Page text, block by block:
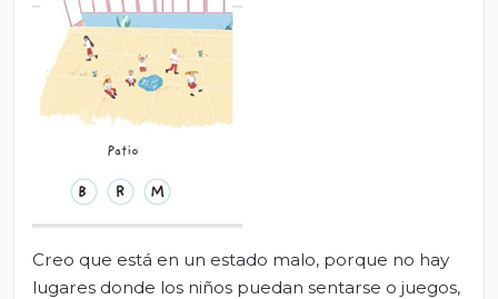
Creo que está en un estado malo, porque no hay
lugares donde los niños puedan sentarse o juegos,